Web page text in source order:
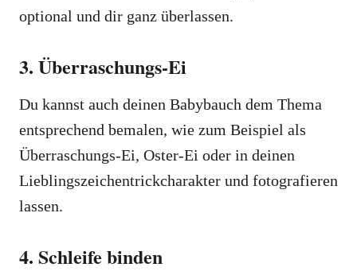
optional und dir ganz überlassen.
3. Überraschungs-Ei
Du kannst auch deinen Babybauch dem Thema
entsprechend bemalen, wie zum Beispiel als
Überraschungs-Ei, Oster-Ei oder in deinen
Lieblingszeichentrickcharakter und fotografieren
lassen.
4. Schleife binden